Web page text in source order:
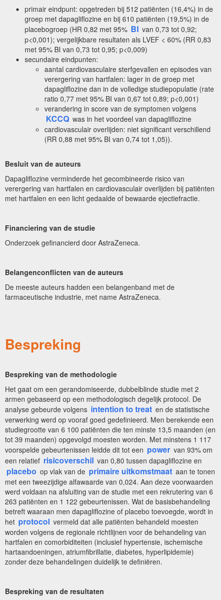
primair eindpunt: opgetreden bij 512 patiënten (16,4%) in de
groep met dapagliflozine en bij 610 patiënten (19,5%) in de
placebogroep (HR 0,82 met 95% BI van 0,73 tot 0,92;
p<0,001); vergelijkbare resultaten als LVEF < 60% (RR 0,83
met 95% BI van 0,73 tot 0,95; p<0,009)
secundaire eindpunten:
aantal cardiovasculaire sterfgevallen en episodes van
verergering van hartfalen: lager in de groep met
dapagliflozine dan in de volledige studiepopulatie (rate
ratio 0,77 met 95% BI van 0,67 tot 0,89; p<0,001)
verandering in score van de symptomen volgens
KCCQ was in het voordeel van dapagliflozine
cardiovasculair overlijden: niet significant verschillend
(RR 0,88 met 95% BI van 0,74 tot 1,05)).
Besluit van de auteurs
Dapagliflozine verminderde het gecombineerde risico van
verergering van hartfalen en cardiovasculair overlijden bij patiënten
met hartfalen en een licht gedaalde of bewaarde ejectiefractie.
Financiering van de studie
Onderzoek gefinancierd door AstraZeneca.
Belangenconflicten van de auteurs
De meeste auteurs hadden een belangenband met de
farmaceutische industrie, met name AstraZeneca.
Bespreking
Bespreking van de methodologie
Het gaat om een gerandomiseerde, dubbelblinde studie met 2
armen gebaseerd op een methodologisch degelijk protocol. De
analyse gebeurde volgens intention to treat en de statistische
verwerking werd op vooraf goed gedefinieerd. Men berekende een
studiegrootte van 6 100 patiënten die ten minste 13,5 maanden (en
tot 39 maanden) opgevolgd moesten worden. Met minstens 1 117
voorspelde gebeurtenissen leidde dit tot een power van 93% om
een relatief risicoverschil van 0,80 tussen dapagliflozine en
placebo op vlak van de primaire uitkomstmaat aan te tonen
met een tweezijdige alfawaarde van 0,024. Aan deze voorwaarden
werd voldaan na afsluiting van de studie met een rekrutering van 6
263 patiënten en 1 122 gebeurtenissen. Wat de basisbehandeling
betreft waaraan men dapagliflozine of placebo toevoegde, wordt in
het protocol vermeld dat alle patiënten behandeld moesten
worden volgens de regionale richtlijnen voor de behandeling van
hartfalen en comorbiditeiten (inclusief hypertensie, ischemische
hartaandoeningen, atriumfibrillatie, diabetes, hyperlipidemie)
zonder deze behandelingen duidelijk te definiëren.
Bespreking van de resultaten